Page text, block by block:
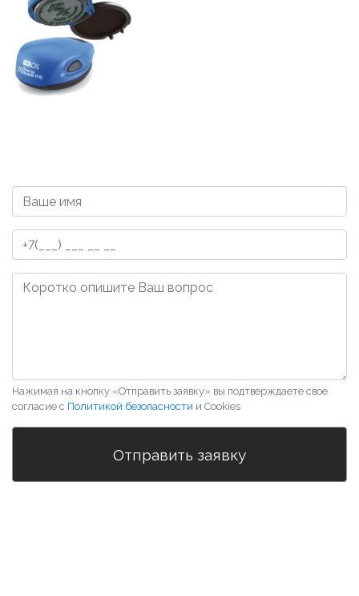
Нажимая на кнопку «Отправить заявку» вы подтверждаете свое
согласие с Политикой безопасности и Cookies